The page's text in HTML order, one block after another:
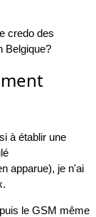
credo des
Belgique?
à établir une
apparue), je n'ai
le GSM même